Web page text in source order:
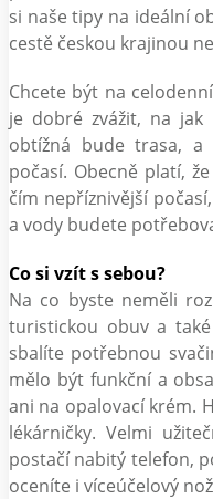
si naše tipy na ideální
cestě českou krajinou
Chcete být na
je dobré zvážit, na jak
obtížná bude trasa, a
počasí. Obecně platí,
čím nepříznivější
a vody budete
Co si vzít s sebou?
Na co byste neměli
turistickou obuv a
sbalíte potřebnou
mělo být funkční a
ani na opalovací krém.
lékárničky. Velmi
postačí nabitý telefon,
oceníte i víceúčelový